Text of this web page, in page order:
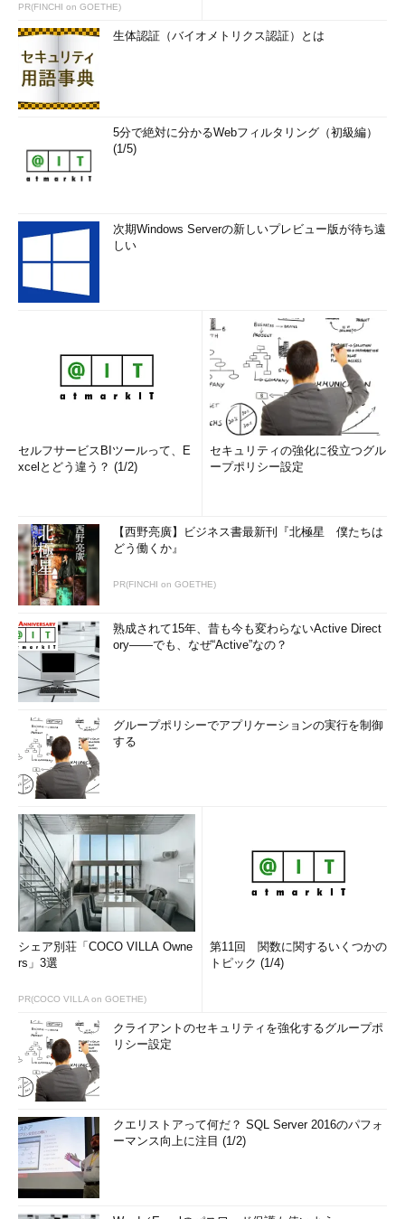
PR(FINCHI on GOETHE)
生体認証（バイオメトリクス認証）とは
5分で絶対に分かるWebフィルタリング（初級編）
(1/5)
次期Windows Serverの新しいプレビュー版が待ち遠
しい
セルフサービスBIツールって、E
xcelとどう違う？ (1/2)
セキュリティの強化に役立つグル
ープポリシー設定
【西野亮廣】ビジネス書最新刊『北極星 僕たちは
どう働くか』
PR(FINCHI on GOETHE)
熟成されて15年、昔も今も変わらないActive Direct
ory――でも、なぜ“Active”なの？
グループポリシーでアプリケーションの実行を制御
する
シェア別荘「COCO VILLA Owne
rs」3選
PR(COCO VILLA on GOETHE)
第11回 関数に関するいくつかの
トピック (1/4)
クライアントのセキュリティを強化するグループポ
リシー設定
クエリストアって何だ？ SQL Server 2016のパフォ
ーマンス向上に注目 (1/2)